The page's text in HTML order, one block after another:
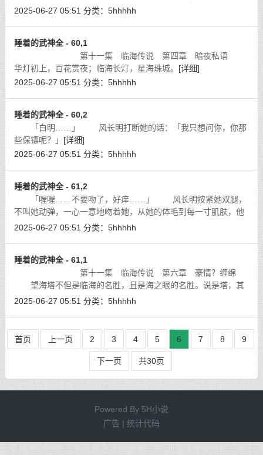
见一丘；千里之地，山石嶙峋；遥望之间，雾山遮掩；所见山
2025-06-27 05:51 分类： 5hhhhh
睡着的武神全 - 60,1
第十一集 临海传说 第四章 暗夜私语
华灯初上，百花赏夜；临海长灯，星海珠城。 [详细]
2025-06-27 05:51 分类： 5hhhhh
睡着的武神全 - 60,2
「白明……」 风长明打断她的话：「我只想问你，你那
些保镖呢？」 [详细]
2025-06-27 05:51 分类： 5hhhhh
睡着的武神全 - 61,2
「喔喔……不要吻了，好痒……」 风长明按紧她双腿，
不叫她动弹，一心一意地吻着她，从她的体毛到每一寸肌肤，他
吻得陶醉，芭娅的私处有一种异样的清香，那在别的女人身上很
2025-06-27 05:51 分类： 5hhhhh
睡着的武神全 - 61,1
第十一集 临海传说 第六章 豪情？缠绵
望海塔不但是临海的名胜，且是海之眼的名胜。说是塔，其
实并非塔，是一个宏伟的建筑群，以巨石筑成，占地宽广，耸立
2025-06-27 05:51 分类： 5hhhhh
首页 上一页 2 3 4 5 6 7 8 9
下一页 共30页
Powered By 5H小说
广告 | 统计代码